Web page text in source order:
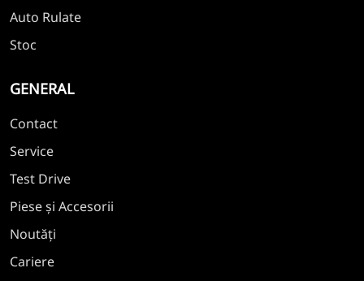
Auto Rulate
Stoc
GENERAL
Contact
Service
Test Drive
Piese și Accesorii
Noutăți
Cariere